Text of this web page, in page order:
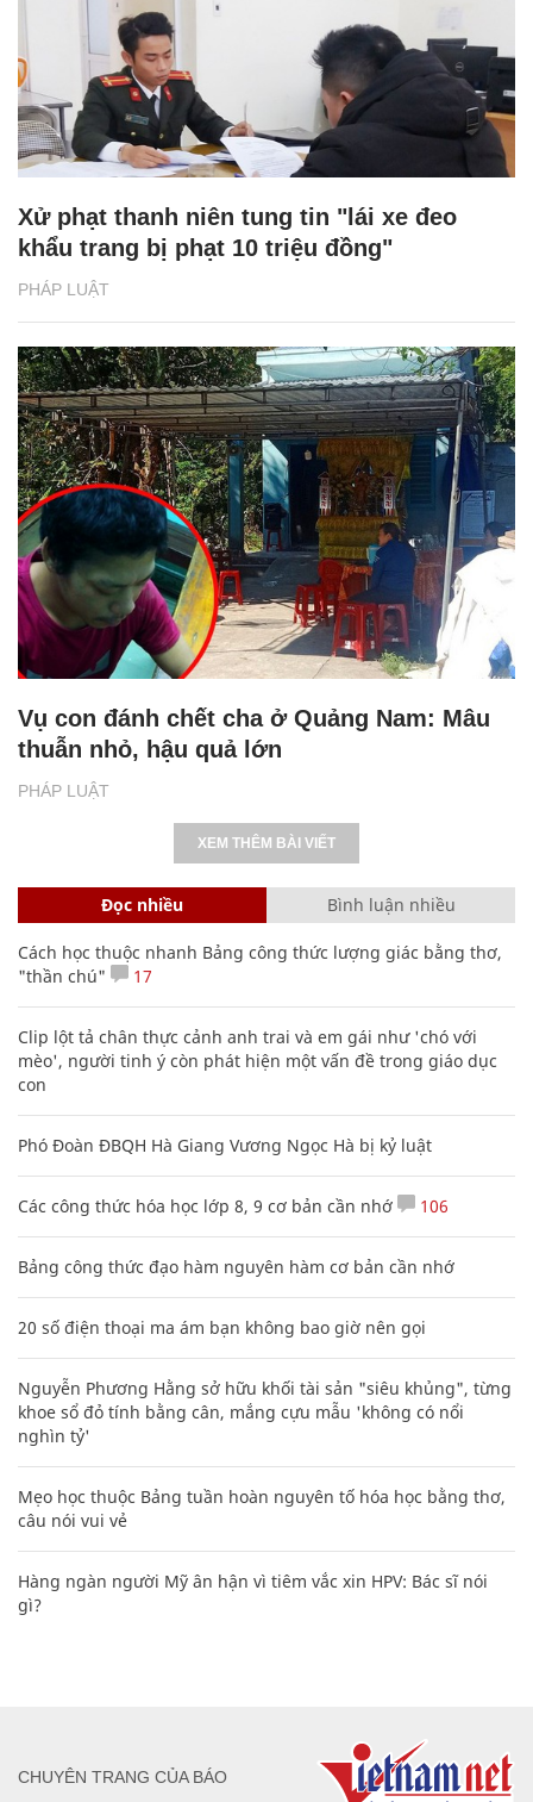
PHÁP LUẬT
Xử phạt thanh niên tung tin "lái xe đeo
khẩu trang bị phạt 10 triệu đồng"
PHÁP LUẬT
Vụ con đánh chết cha ở Quảng Nam: Mâu
thuẫn nhỏ, hậu quả lớn
XEM THÊM BÀI VIẾT
Đọc nhiều Bình luận nhiều
Cách học thuộc nhanh Bảng công thức lượng giác bằng thơ,
"thần chú"
17
Clip lột tả chân thực cảnh anh trai và em gái như 'chó với
mèo', người tinh ý còn phát hiện một vấn đề trong giáo dục
con
Phó Đoàn ĐBQH Hà Giang Vương Ngọc Hà bị kỷ luật
Các công thức hóa học lớp 8, 9 cơ bản cần nhớ 106
Bảng công thức đạo hàm nguyên hàm cơ bản cần nhớ
20 số điện thoại ma ám bạn không bao giờ nên gọi
Nguyễn Phương Hằng sở hữu khối tài sản "siêu khủng", từng
khoe sổ đỏ tính bằng cân, mắng cựu mẫu 'không có nổi
nghìn tỷ'
Mẹo học thuộc Bảng tuần hoàn nguyên tố hóa học bằng thơ,
câu nói vui vẻ
Hàng ngàn người Mỹ ân hận vì tiêm vắc xin HPV: Bác sĩ nói
gì?
CHUYÊN TRANG CỦA BÁO